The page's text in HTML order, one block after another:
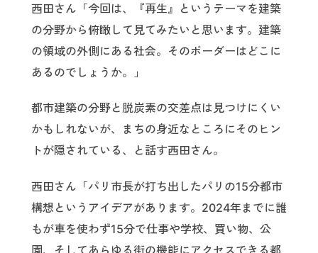
西田さん「今回は、『再生』というテーマを建築
の分野から俯瞰して見てみたいと思います。建築
の領域の外側にある社会。そのボーダーはどこに
あるのでしょうか。」
都市建築の分野と脱炭素の交差点は見つけにくい
かもしれないが、まちの身近なところにそのヒン
トが隠されている、と話す西田さん。
西田さん「パリ市長が打ち出したパリの15分都市
構想というアイデアがあります。2024年までに誰
もが車を使わず15分で仕事や学校、買い物、公